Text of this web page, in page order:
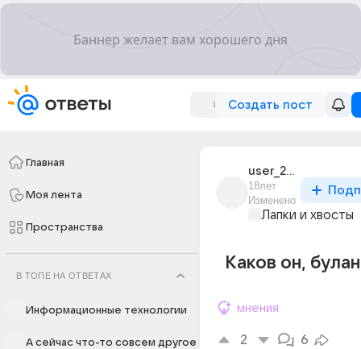
Создать пост
Главная
Моя лента
Пространства
В ТОПЕ НА ОТВЕТАХ
Информационные технологии
А сейчас что-то совсем другое
user_2198674
18лет
Изменено
Лапки и хвосты
Каков он,
мнения
2 6